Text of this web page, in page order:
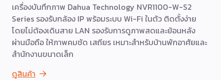
เครื่องบันทึกภาพ Dahua Technology NVR1100-W-S2
Series รองรับกล้อง IP พร้อมระบบ Wi-Fi ในตัว ติดตั้งง่าย
โดยไม่ต้องเดินสาย LAN รองรับการดูภาพสดและย้อนหลัง
ผ่านมือถือ ให้ภาพคมชัด เสถียร เหมาะสำหรับบ้านพักอาศัยและ
สำนักงานขนาดเล็ก
ดูสินค้า